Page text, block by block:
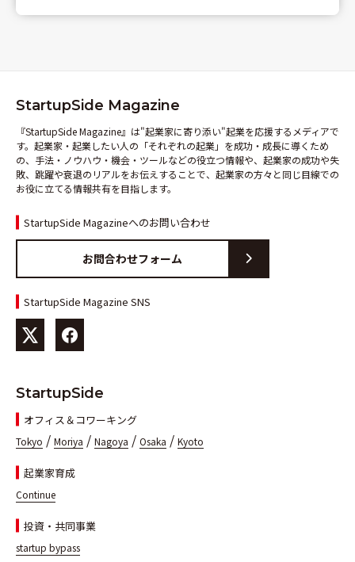
StartupSide Magazine
『StartupSide Magazine』は"起業家に寄り添い"起業を応援するメディアで
す。起業家・起業したい人の「それぞれの起業」を成功・成長に導くため
の、手法・ノウハウ・機会・ツールなどの役立つ情報や、起業家の成功や失
敗、跳躍や衰退のリアルをお伝えすることで、起業家の方々と同じ目線での
お役に立てる情報共有を目指します。
StartupSide Magazineへのお問い合わせ
お問合わせフォーム
StartupSide Magazine SNS
StartupSide
オフィス＆コワーキング
Tokyo / Moriya / Nagoya / Osaka / Kyoto
起業家育成
Continue
投資・共同事業
startup bypass